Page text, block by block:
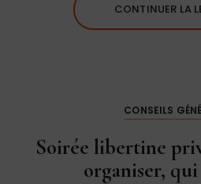
CONTINUER LA
CONSEILS
Soirée libertine
organiser,